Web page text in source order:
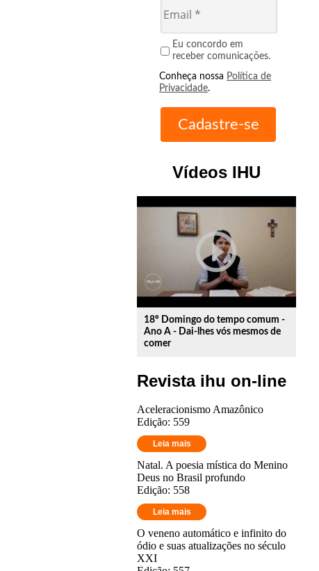
Eu concordo em
receber comunicações.
Conheça nossa Política de
Privacidade.
Vídeos IHU
play_circle_outline
18º Domingo do tempo comum -
Ano A - Dai-lhes vós mesmos de
comer
Revista ihu on-line
Aceleracionismo Amazônico
Edição: 559
Leia mais
Natal. A poesia mística do Menino
Deus no Brasil profundo
Edição: 558
Leia mais
O veneno automático e infinito do
ódio e suas atualizações no século
XXI